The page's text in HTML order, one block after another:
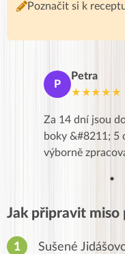
Poznačit si k
P
Petra
★★★★★
Za 14 dní jsou
boky &#8211; 5
výborně
Jak připravit miso
Sušené